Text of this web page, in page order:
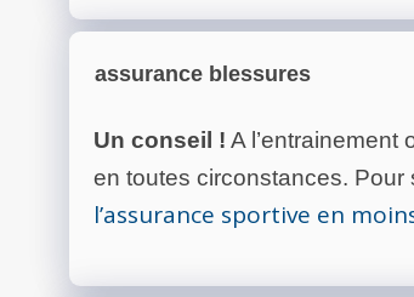
assurance blessures
Un conseil ! A l’entrainement
en toutes circonstances. Pour
l’assurance sportive en